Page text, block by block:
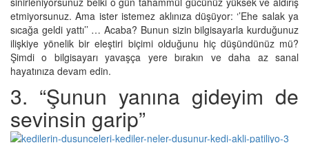
etmiyorsunuz. Ama ister istemez aklınıza düşüyor: ‘’Ehe salak ya
sıcağa geldi yattı’’ … Acaba? Bunun sizin bilgisayarla kurduğunuz
ilişkiye yönelik bir eleştiri biçimi olduğunu hiç düşündünüz mü?
Şimdi o bilgisayarı yavaşça yere bırakın ve daha az sanal
hayatınıza devam edin.
3. “Şunun yanına gideyim de
sevinsin garip”